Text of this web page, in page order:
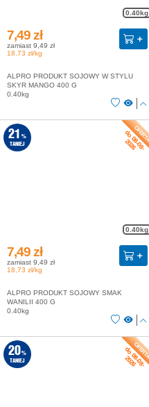
0.40kg
7,49 zł
zamiast 9,49 zł
18,73 zł/kg
ALPRO PRODUKT SOJOWY W STYLU
SKYR MANGO 400 G
0.40kg
0.40kg
do 08-08-
2026
21
%
TANIEJ
7,49 zł
zamiast 9,49 zł
18,73 zł/kg
ALPRO PRODUKT SOJOWY SMAK
WANILII 400 G
0.40kg
do 08-08-
2026
20%
TANIEJ